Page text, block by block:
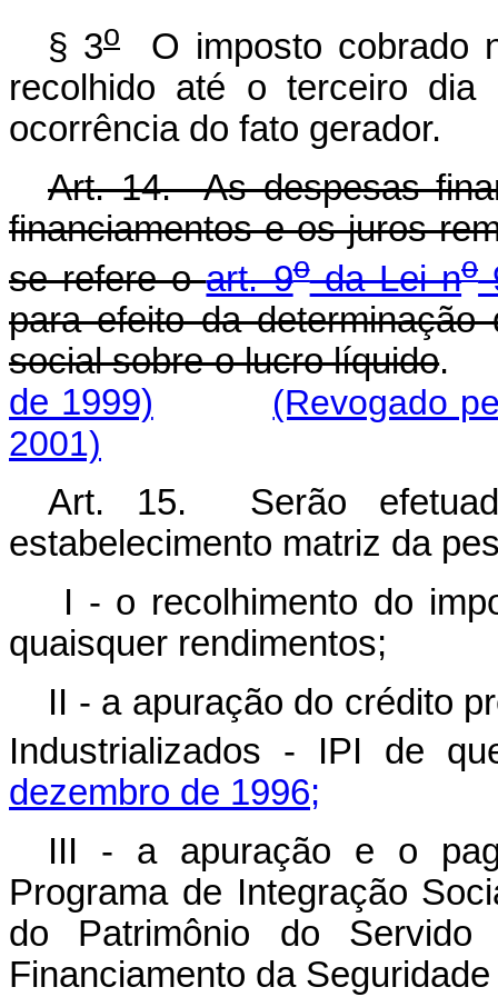
§ 3o
O imposto cobrado
recolhido até o terceiro
ocorrência do fato gerador.
Art. 14. As despesas
financiamentos e os juros
se refere oart. 9oda Lei no
para efeito da
social sobre o lucro líquido.
de 1999)
(Revogado
2001)
Art. 15. Serão
estabelecimento matriz da
I - o recolhimento do
quaisquer rendimentos;
II - a apuração do crédito
Industrializados - IPI de
dezembro de 1996;
III - a apuração e o
Programa de Integração
do Patrimônio do
Financiamento da